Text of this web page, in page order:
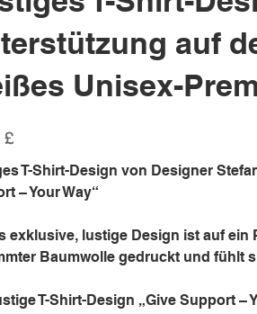
auf
Unisex-
£
T-Shirt-Design von Designer
– Your Way“
exklusive, lustige Design ist auf ein
Baumwolle gedruckt und fühlt
T-Shirt-Design „Give Support –